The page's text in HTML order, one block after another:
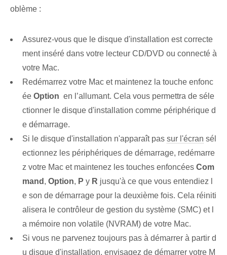
oblème :
Assurez-vous que le disque d'installation est correcte
ment inséré dans votre lecteur CD/DVD ou connecté à
votre Mac.
Redémarrez votre Mac et maintenez la touche enfonc
ée Option ‌ en l’allumant. Cela vous permettra de séle
ctionner le disque d'installation comme périphérique d
e démarrage.
Si le disque d'installation n'apparaît pas sur l'écran sél
ectionnez les périphériques de démarrage, redémarre
z votre Mac et maintenez les touches enfoncées Com
mand , Option, P y R jusqu'à ce que vous entendiez l
e ⁤son de démarrage​ pour la ‌deuxième fois. Cela réiniti
alisera le contrôleur de gestion du système (SMC) et l
a mémoire non volatile (NVRAM) de votre Mac.
Si vous ne parvenez toujours pas à démarrer à partir d
u disque d'installation, envisagez de démarrer votre M